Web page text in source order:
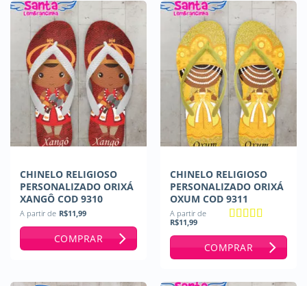
CHINELO RELIGIOSO
PERSONALIZADO ORIXÁ
XANGÔ COD 9310
A partir de R$11,99
COMPRAR
CHINELO RELIGIOSO
PERSONALIZADO ORIXÁ
OXUM COD 9311
A partir de
R$11,99
COMPRAR